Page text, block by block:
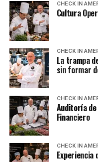
CHECK IN
Cultura
CHECK IN
La trampa
sin formar
CHECK IN
Auditoría de
Financiero
CHECK IN
Experiencia